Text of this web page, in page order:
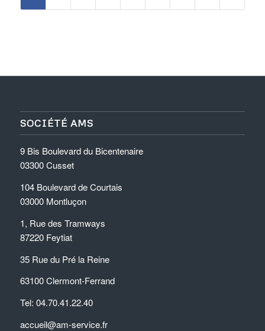
SOCIÉTÉ AMS
9 Bis Boulevard du Bicentenaire
03300 Cusset
104 Boulevard de Courtais
03000 Montluçon
1, Rue des Tramways
87220 Feytiat
35 Rue du Pré la Reine
63100 Clermont-Ferrand
Tel: 04.70.41.22.40
accueil@am-service.fr